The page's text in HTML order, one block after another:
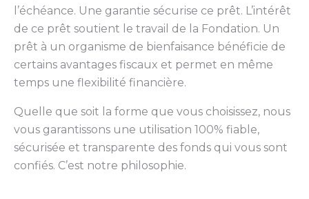
l’échéance. Une garantie sécurise ce prêt. L’intérêt
de ce prêt soutient le travail de la Fondation. Un
prêt à un organisme de bienfaisance bénéficie de
certains avantages fiscaux et permet en même
temps une flexibilité financière.
Quelle que soit la forme que vous choisissez, nous
vous garantissons une utilisation 100% fiable,
sécurisée et transparente des fonds qui vous sont
confiés. C’est notre philosophie.